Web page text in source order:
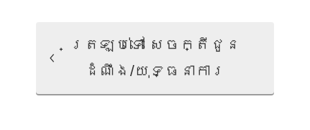
ត្រឡប់ទៅ សេចក្តីជូន
ដំណឹង/យុទ្ធនាការ